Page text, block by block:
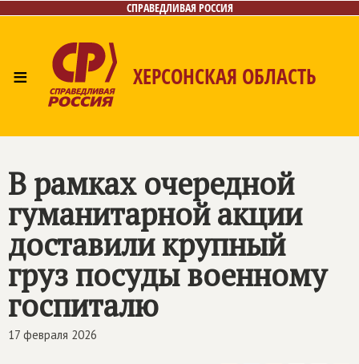
СПРАВЕДЛИВАЯ РОССИЯ
≡ ХЕРСОНСКАЯ ОБЛАСТЬ
В рамках очередной
гуманитарной акции
доставили крупный
груз посуды военному
госпиталю
17 февраля 2026